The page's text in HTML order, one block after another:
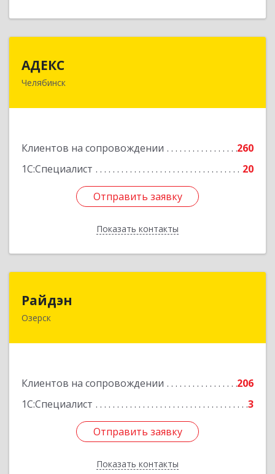
АДЕКС
Челябинск
Клиентов на сопровождении
260
1С:Специалист
20
Отправить заявку
Показать контакты
454080, Челябинская обл, Челябинск г, Смирных
Отправить заявку
Назад
Райдэн
Озерск
Клиентов на сопровождении
206
1С:Специалист
3
Отправить заявку
Показать контакты
456783, Челябинская обл, Озерск г, Ленина пр-
Отправить заявку
Назад